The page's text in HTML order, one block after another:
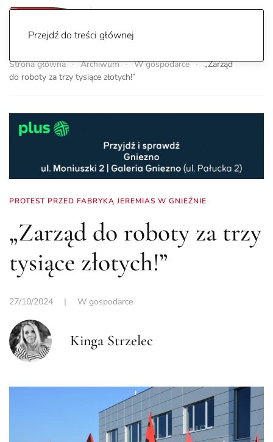
Przejdź do treści głównej
Strona główna Archiwum W gospodarce
„Zarząd
do roboty za trzy tysiące złotych!”
PROTEST PRZED FABRYKĄ JEREMIAS W GNIEŹNIE
„Zarząd do roboty za trzy
tysiące złotych!”
27/10/2024 | W gospodarce
Kinga Strzelec